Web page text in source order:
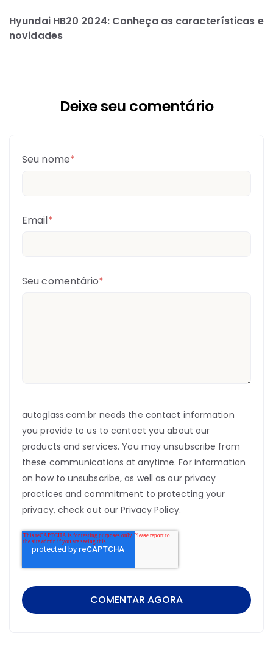
Hyundai HB20 2024: Conheça as características e
novidades
Deixe seu comentário
Seu nome*
Email*
Seu comentário*
autoglass.com.br needs the contact information
you provide to us to contact you about our
products and services. You may unsubscribe from
these communications at anytime. For information
on how to unsubscribe, as well as our privacy
practices and commitment to protecting your
privacy, check out our Privacy Policy.